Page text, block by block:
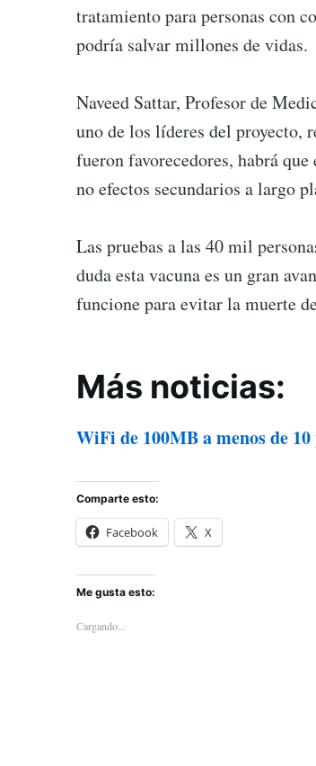
tratamiento para personas con
podría salvar millones de vidas.
Naveed Sattar, Profesor de
uno de los líderes del proyecto,
fueron favorecedores, habrá
no efectos secundarios a largo
Las pruebas a las 40 mil
duda esta vacuna es un gran
funcione para evitar la muerte
Más noticias:
WiFi de 100MB a menos de
Comparte esto:
Facebook X
Me gusta esto:
Cargando...